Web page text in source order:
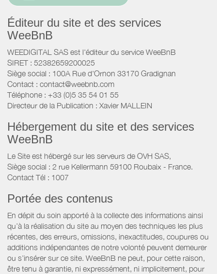
Éditeur du site et des services
WeeBnB
WEEDIGITAL SAS est l'éditeur du service WeeBnB
SIRET : 52382659200025
Siège social : 100A Rue d'Ornon 33170 Gradignan
Contact : contact@weebnb.com
Téléphone : +33 (0)5 35 54 01 55
Directeur de la Publication : Xavier MALLEIN
Hébergement du site et des services
WeeBnB
Le Site est hébergé sur les serveurs de OVH SAS,
Siège social : 2 rue Kellermann 59100 Roubaix - France.
Contact Tél : 1007
Portée des contenus
En dépit du soin apporté à la collecte des informations ainsi
qu’à la réalisation du site au moyen des techniques les plus
récentes, des erreurs, omissions, inexactitudes, coupures ou
additions indépendantes de notre volonté peuvent demeurer
ou s’insérer sur ce site. WeeBnB ne peut, pour cette raison,
être tenu à garantie, ni expressément, ni implicitement, pour